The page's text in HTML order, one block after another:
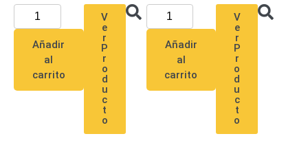
VMS y
Analíticas
EPCOM
Cloud
HIKVISION
Videograbadoras
Añadir
al
carrito
V
e
r
P
r
o
d
u
c
t
o
Añadir
al
carrito
V
e
r
P
r
o
d
u
c
t
o